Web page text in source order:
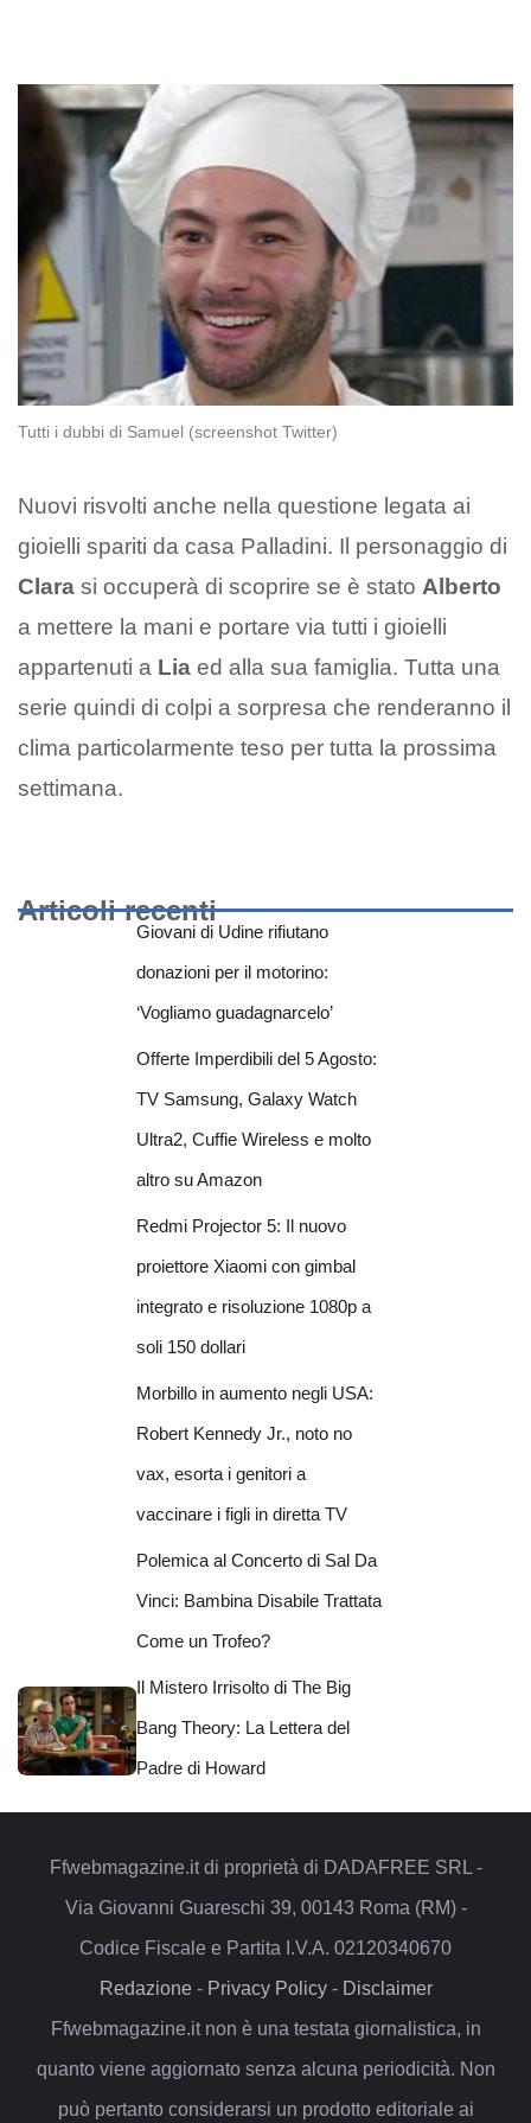
Tutti i dubbi di Samuel (screenshot Twitter)
Nuovi risvolti anche nella questione legata ai
gioielli spariti da casa Palladini. Il personaggio di
Clara si occuperà di scoprire se è stato Alberto
a mettere la mani e portare via tutti i gioielli
appartenuti a Lia ed alla sua famiglia. Tutta una
serie quindi di colpi a sorpresa che renderanno il
clima particolarmente teso per tutta la prossima
settimana.
Articoli recenti
Giovani di Udine rifiutano
donazioni per il motorino:
‘Vogliamo guadagnarcelo’
Offerte Imperdibili del 5 Agosto:
TV Samsung, Galaxy Watch
Ultra2, Cuffie Wireless e molto
altro su Amazon
Redmi Projector 5: Il nuovo
proiettore Xiaomi con gimbal
integrato e risoluzione 1080p a
soli 150 dollari
Morbillo in aumento negli USA:
Robert Kennedy Jr., noto no
vax, esorta i genitori a
vaccinare i figli in diretta TV
Polemica al Concerto di Sal Da
Vinci: Bambina Disabile Trattata
Come un Trofeo?
Il Mistero Irrisolto di The Big
Bang Theory: La Lettera del
Padre di Howard
Ffwebmagazine.it di proprietà di DADAFREE SRL -
Via Giovanni Guareschi 39, 00143 Roma (RM) -
Codice Fiscale e Partita I.V.A. 02120340670
Redazione- Privacy Policy- Disclaimer
Ffwebmagazine.it non è una testata giornalistica, in
quanto viene aggiornato senza alcuna periodicità. Non
può pertanto considerarsi un prodotto editoriale ai